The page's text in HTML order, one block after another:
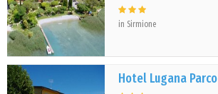
in Sirmione
Hotel Lugana Parco